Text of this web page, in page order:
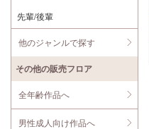
先輩/後輩
他のジャンルで探す
その他の販売フロア
全年齢作品へ
男性成人向け作品へ